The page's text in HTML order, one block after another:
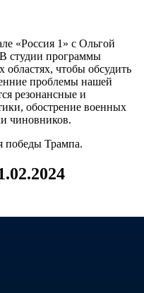
«Россия 1» с Ольгой
студии программы
областях, чтобы обсудить
проблемы нашей
резонансные и
обострение военных
чиновников.
победы Трампа.